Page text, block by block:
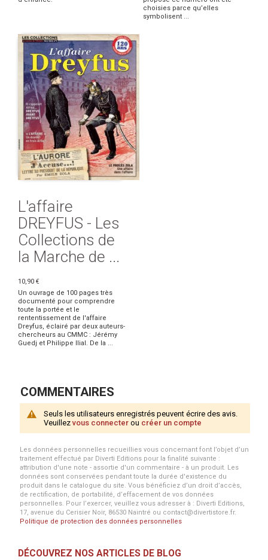
choisies parce qu’elles
symbolisent ...
L'affaire
DREYFUS - Les
Collections de
la Marche de ...
10,90 €
Un ouvrage de 100 pages très
documenté pour comprendre
toute la portée et le
rententissement de l'affaire
Dreyfus, éclairé par deux auteurs-
chercheurs au CMMC : Jérémy
Guedj et Philippe Ilial. De la ...
COMMENTAIRES
Seuls les utilisateurs enregistrés peuvent écrire des avis.
Veuillezvous connecter ou créer un compte
Les données personnelles recueillies vous concernant font l’objet d’un
traitement effectué par Diverti Editions pour la finalité suivante :
attribution d'une note - assortie d'un commentaire - à un produit. Les
données sont conservées pendant toute la durée d'existence du
produit dans le catalogue du site. Vous bénéficiez d’un droit d’accès,
de rectification, de portabilité, d’effacement de vos données
personnelles. Pour l’exercer, veuillez vous adresser à : Diverti Editions,
17, avenue du Cerisier Noir, 86530 Naintré ou contact@divertistore.fr.
Politique de protection des données personnelles
DÉCOUVREZ NOS ARTICLES DE BLOG